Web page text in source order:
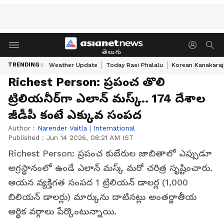
తెలుగు
TRENDING : Weather Update Today Rasi Phalalu Korean
Richest Person: ప్రపంచ తొలి
ట్రిలియనీర్‌గా ఎలాన్ మస్క్.. 174 దేశాల
జీడీపీ కంటే ఎక్కువ సంపద
Author : Narender Vaitla | International
Published : Jun 14 2026, 08:21 AM IST
Richest Person: ప్రపంచ కుబేరుల జాబితాలో ఎప్పుడూ
అగ్రస్థానంలో ఉండే ఎలాన్ మస్క్ మరో చరిత్ర సృష్టించారు.
ఆయన వ్యక్తిగత సంపద 1 ట్రిలియన్ డాలర్ల (1,000
బిలియన్ డాలర్లు) మార్కును దాటినట్లు అంతర్జాతీయ
ఆర్థిక వర్గాలు పేర్కొంటున్నాయి.